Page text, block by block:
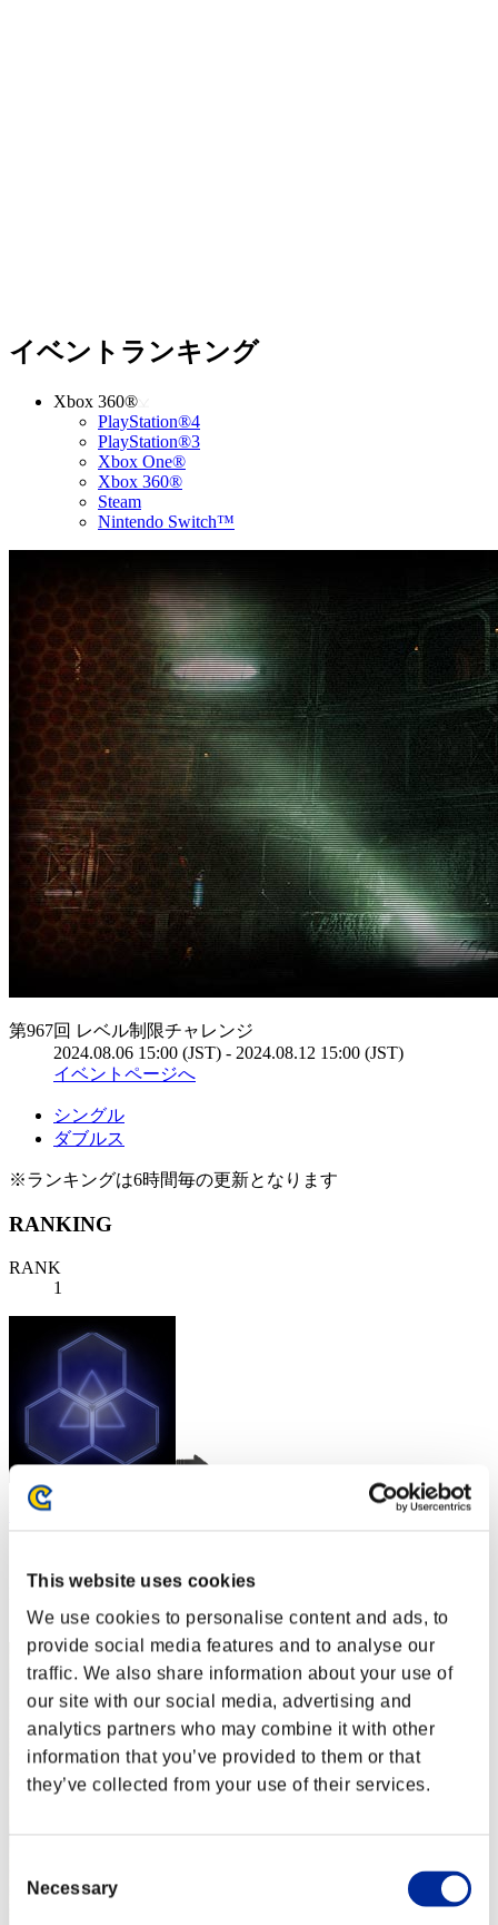
This website uses cookies
We use cookies to personalise content and ads, to
provide social media features and to analyse our
traffic. We also share information about your use of
our site with our social media, advertising and
analytics partners who may combine it with other
information that you’ve provided to them or that
they’ve collected from your use of their services.
Selection
Necessary
イベントランキング
Xbox 360®
PlayStation®4
PlayStation®3
Xbox One®
Xbox 360®
Steam
Nintendo Switch™
第967回 レベル制限チャレンジ
2024.08.06 15:00 (JST) - 2024.08.12 15:00 (JST)
イベントページへ
シングル
ダブルス
※ランキングは6時間毎の更新となります
RANKING
RANK
1
nwk000063
RANK
2